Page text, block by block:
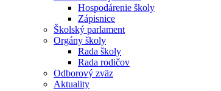
Hospodárenie školy
Zápisnice
Školský parlament
Orgány školy
Rada školy
Rada rodičov
Odborový zväz
Aktuality